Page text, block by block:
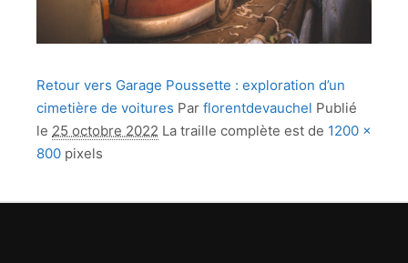
Retour vers Garage Poussette : exploration d’un
cimetière de voitures Par florentdevauchel Publié
le 25 octobre 2022 La traille complète est de 1200 ×
800 pixels